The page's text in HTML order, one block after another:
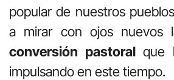
popular de nuestros
a mirar con ojos nuevos
conversión pastoralque
impulsando en este tiempo.